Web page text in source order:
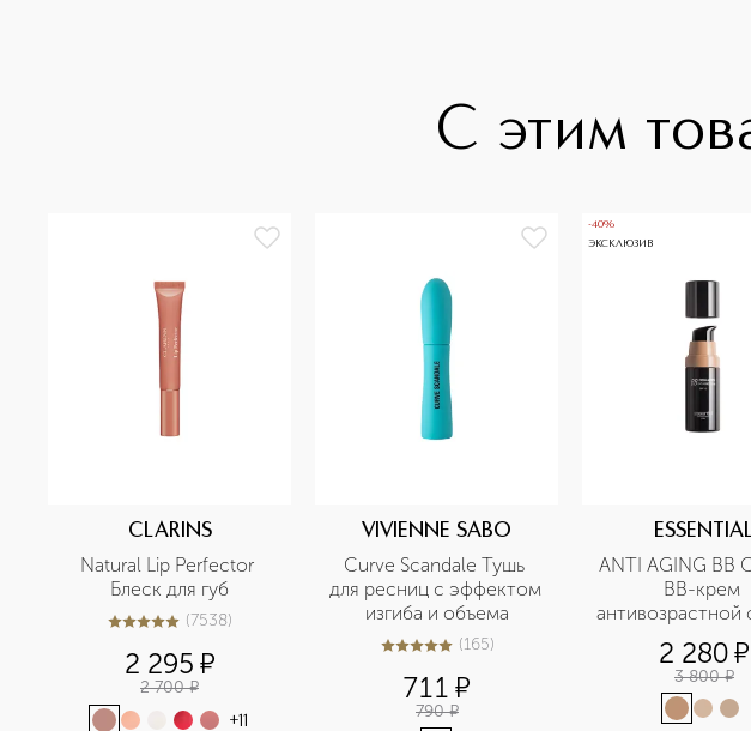
С этим
CLARINS
Natural Lip Perfector
Блеск для губ
5из 57538 (7538)
2 295 ¤
2 700 ¤
+11
VIVIENNE SABO
Curve Scandale Тушь
для ресниц с эффектом
изгиба и объема
4.9из5165 (165)
711 ¤
790 ¤
-40%
ЭКСКЛЮЗИВ
ANTI AGING BB
BB-крем
антивозрастной
2 280¤
3 800 ¤